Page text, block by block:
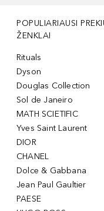
POPULIARIAUSI
ŽENKLAI
Rituals
Dyson
Douglas Collection
Sol de Janeiro
MATH SCIETIFIC
Yves Saint Laurent
DIOR
CHANEL
Dolce & Gabbana
Jean Paul Gaultier
PAESE